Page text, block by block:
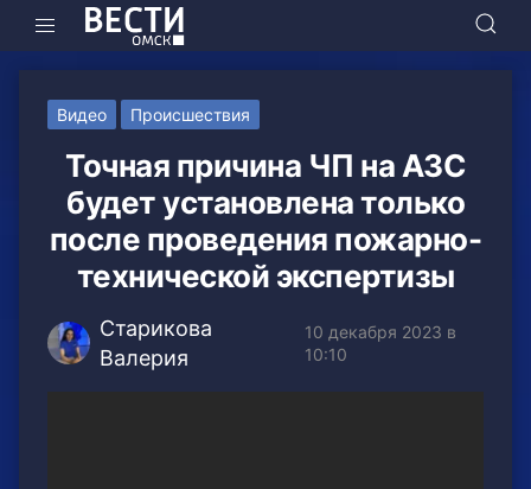
Видео Происшествия
Точная причина ЧП на АЗС
будет установлена только
после проведения пожарно-
технической экспертизы
Старикова
Валерия
10 декабря 2023 в
10:10